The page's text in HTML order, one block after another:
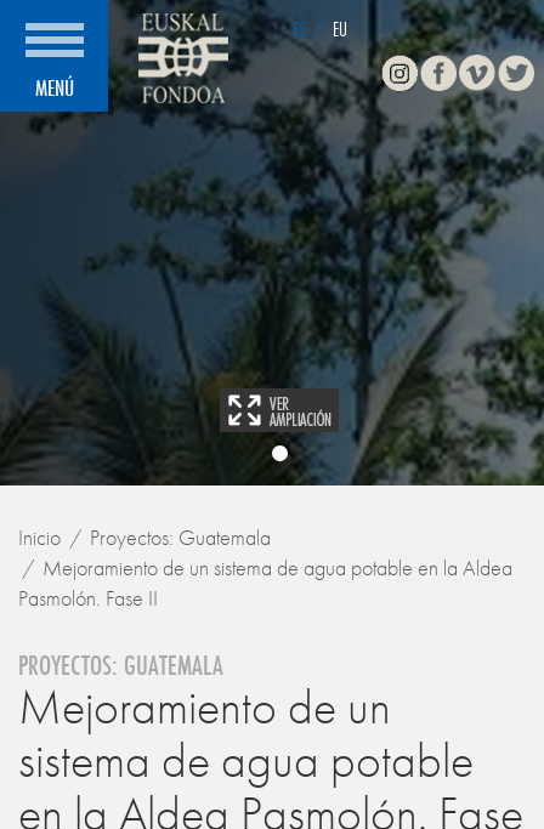
MENÚ
ES / EU
InstagramFacebook
Vimeo
Inicio
Proyectos: Guatemala
Mejoramiento de un sistema de agua potable en la Aldea
Pasmolón. Fase II
PROYECTOS: GUATEMALA
Mejoramiento de un
sistema de agua potable
en la Aldea Pasmolón. Fase